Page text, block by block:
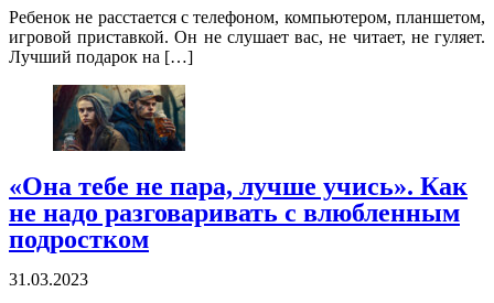
Ребенок не расстается с телефоном, компьютером, планшетом,
игровой приставкой. Он не слушает вас, не читает, не гуляет.
Лучший подарок на […]
«Она тебе не пара, лучше учись». Как
не надо разговаривать с влюбленным
подростком
31.03.2023